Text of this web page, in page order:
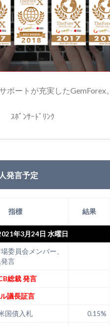
ポートが充実したGemForex。
ｽﾎﾟﾝｻｰﾄﾞﾘﾝｸ
発言予定
指標 結果
年3月24日 水曜日
委員会メンバー、
言
総裁 発言
議長証言
国債入札 0.15%